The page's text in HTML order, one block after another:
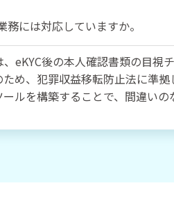
には対応していますか。
eKYC後の本人確認書類の目視
め、犯罪収益移転防止法に準
ルを構築することで、間違い